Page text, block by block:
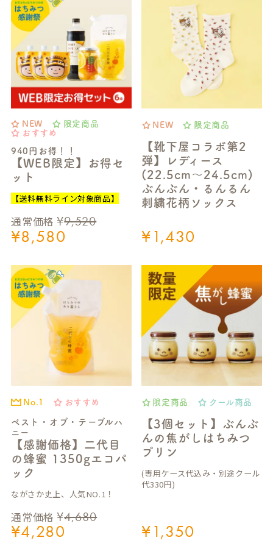
940円お得！！
【WEB限定】お得セ
ット
NEW
限定商品
おすすめ
通常価格 ¥9,520
¥8,580
【送料無料ライン対象商品】
【靴下屋コラボ第2
弾】レディース
(22.5cm～24.5cm)
ぶんぶん・るんるん
刺繍花柄ソックス
NEW 限定商品
¥1,430
ベスト・オブ・テーブルハ
ニー
【感謝価格】二代目
の蜂蜜 1350gエコパ
ック
No.1 おすすめ
通常価格 ¥4,680
¥4,280
ながさか史上、人気NO.1！
【3個セット】ぶんぶ
んの焦がしはちみつ
プリン
限定商品 クール商品
¥1,350
(専用ケース代込み・別途クール
代330円)